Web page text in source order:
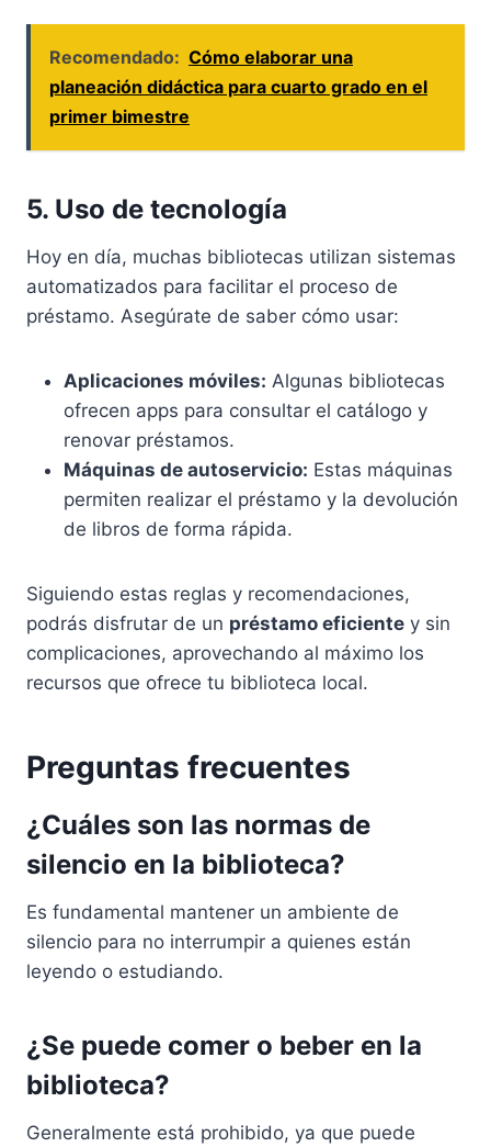
Recomendado: Cómo elaborar una
planeación didáctica para cuarto grado en el
primer bimestre
5. Uso de tecnología
Hoy en día, muchas bibliotecas utilizan sistemas
automatizados para facilitar el proceso de
préstamo. Asegúrate de saber cómo usar:
Aplicaciones móviles: Algunas bibliotecas
ofrecen apps para consultar el catálogo y
renovar préstamos.
Máquinas de autoservicio: Estas máquinas
permiten realizar el préstamo y la devolución
de libros de forma rápida.
Siguiendo estas reglas y recomendaciones,
podrás disfrutar de un préstamo eficiente y sin
complicaciones, aprovechando al máximo los
recursos que ofrece tu biblioteca local.
Preguntas frecuentes
¿Cuáles son las normas de
silencio en la biblioteca?
Es fundamental mantener un ambiente de
silencio para no interrumpir a quienes están
leyendo o estudiando.
¿Se puede comer o beber en la
biblioteca?
Generalmente está prohibido, ya que puede